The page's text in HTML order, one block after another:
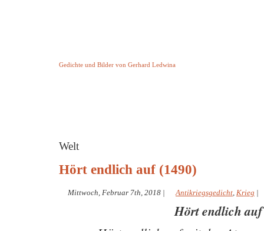
Gedichte und Bilder von Gerhard Ledwina
Welt
Hört endlich auf (1490)
Mittwoch, Februar 7th, 2018 | Antikriegsgedicht, Krieg |
Hört endlich auf